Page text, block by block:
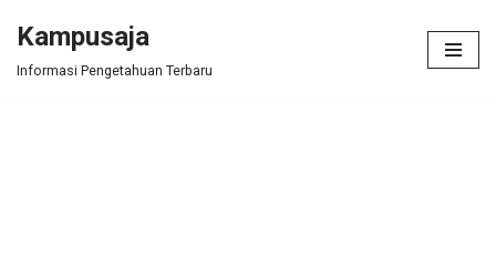
Skip
Kampusaja
Informasi Pengetahuan Terbaru